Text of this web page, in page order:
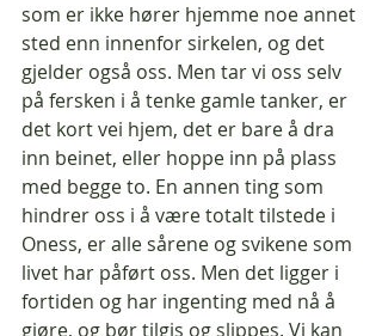
som er ikke hører hjemme noe annet
sted enn innenfor sirkelen, og det
gjelder også oss. Men tar vi oss selv
på fersken i å tenke gamle tanker, er
det kort vei hjem, det er bare å dra
inn beinet, eller hoppe inn på plass
med begge to. En annen ting som
hindrer oss i å være totalt tilstede i
Oness, er alle sårene og svikene som
livet har påført oss. Men det ligger i
fortiden og har ingenting med nå å
gjøre, og bør tilgis og slippes. Vi kan